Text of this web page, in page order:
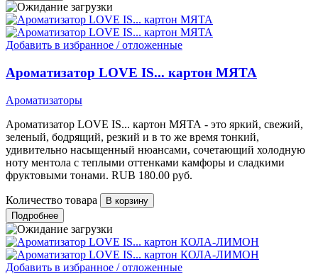
Добавить в избранное / отложенные
Ароматизатор LOVE IS... картон МЯТА
Ароматизаторы
Ароматизатор LOVE IS... картон МЯТА - это яркий, свежий,
зеленый, бодрящий, резкий и в то же время тонкий,
удивительно насыщенный нюансами, сочетающий холодную
ноту ментола с теплыми оттенками камфоры и сладкими
фруктовыми тонами. RUB 180.00 руб.
Количество товара
Подробнее
Добавить в избранное / отложенные